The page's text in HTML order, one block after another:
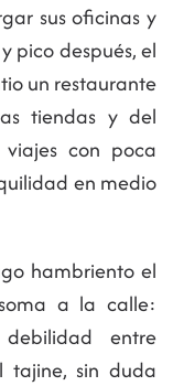
sus oficinas y
pico después, el
un restaurante
tiendas y del
con poca
en medio
hambriento el
a la calle:
entre
tajine, sin duda